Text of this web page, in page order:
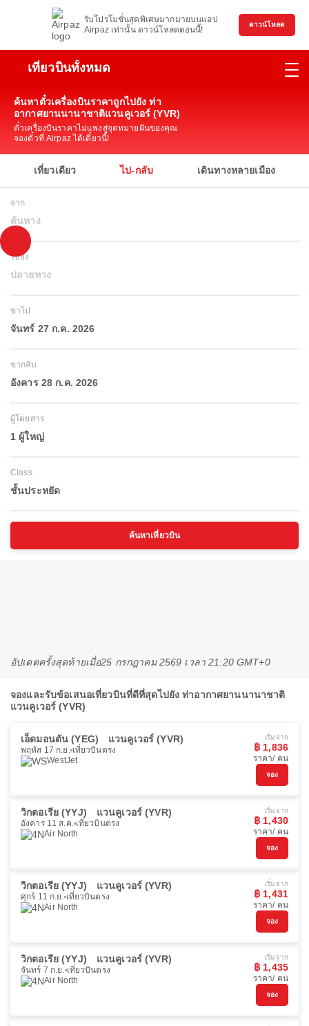
รับโปรโมชั่นสุดพิเศษมากมายบนแอป
Airpaz เท่านั้น ดาวน์โหลดตอนนี้!
ดาวน์โหลด
เที่ยวบินทั้งหมด
ค้นหาตั๋วเครื่องบินราคาถูกไปยัง ท่า
อากาศยานนานาชาติแวนคูเวอร์ (YVR)
ตั๋วเครื่องบินราคาไม่แพงสู่จุดหมายฝันของคุณ
จองตั๋วที่ Airpaz ได้เดี๋ยวนี้!
เที่ยวเดียว ไป-กลับ เดินทางหลายเมือง
จาก
ต้นทาง
ไปยัง
ปลายทาง
ขาไป
จันทร์ 27 ก.ค. 2026
ขากลับ
อังคาร 28 ก.ค. 2026
ผู้โดยสาร
1 ผู้ใหญ่
Class
ชั้นประหยัด
ค้นหาเที่ยวบิน
อัปเดตครั้งสุดท้ายเมื่อ25 กรกฎาคม 2569 เวลา 21:20 GMT+0
จองและรับข้อเสนอเที่ยวบินที่ดีที่สุดไปยัง ท่าอากาศยานนานาชาติ
แวนคูเวอร์ (YVR)
เอ็ดมอนตัน (YEG) แวนคูเวอร์ (YVR)
พฤหัส 17 ก.ย. เที่ยวบินตรง
WestJet
เริ่มจาก
฿ 1,836
ราคา/ คน
จอง
วิกตอเรีย (YYJ) แวนคูเวอร์ (YVR)
อังคาร 11 ส.ค. เที่ยวบินตรง
Air North
เริ่มจาก
฿ 1,430
ราคา/ คน
จอง
วิกตอเรีย (YYJ) แวนคูเวอร์ (YVR)
ศุกร์ 11 ก.ย. เที่ยวบินตรง
Air North
เริ่มจาก
฿ 1,431
ราคา/ คน
จอง
วิกตอเรีย (YYJ) แวนคูเวอร์ (YVR)
จันทร์ 7 ก.ย. เที่ยวบินตรง
Air North
เริ่มจาก
฿ 1,435
ราคา/ คน
จอง